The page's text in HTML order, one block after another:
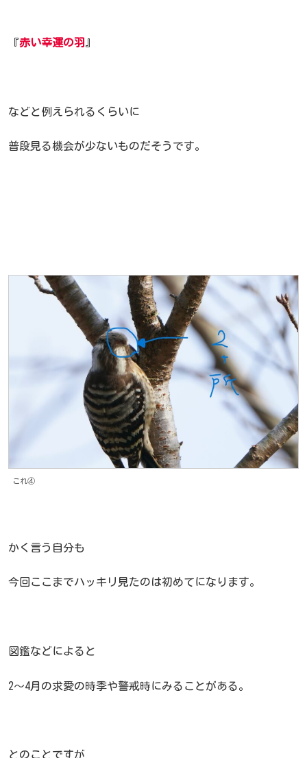
『赤い幸運の羽 』
などと例えられるくらいに
普段見る機会が少ないものだそうです。
これ④
かく言う自分も
今回ここまでハッキリ見たのは初めてになります。
図鑑などによると
2～4月の求愛の時季や警戒時にみることがある。
とのことですが